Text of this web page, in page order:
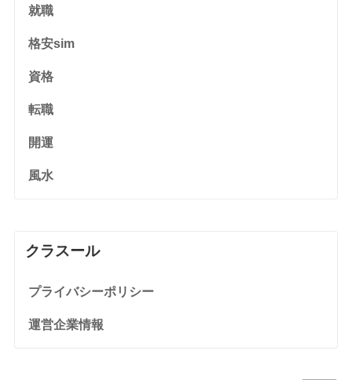
就職
格安sim
資格
転職
開運
風水
クラスール
プライバシーポリシー
運営企業情報